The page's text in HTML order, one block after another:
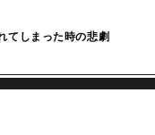
てしまった時の悲劇